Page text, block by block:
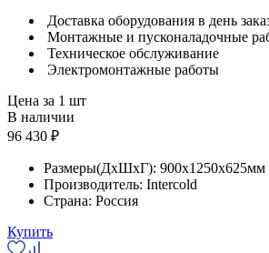
Доставка оборудования в день
Монтажные и пусконаладочные
Техническое обслуживание
Электромонтажные работы
Цена за 1 шт
В наличии
96 430 ₽
Размеры(ДхШхГ): 900x1250x625мм
Производитель: Intercold
Страна: Россия
Купить